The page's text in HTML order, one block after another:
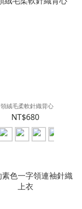
絨毛柔軟針織背心
NT$680